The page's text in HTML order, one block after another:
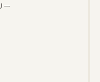
ー